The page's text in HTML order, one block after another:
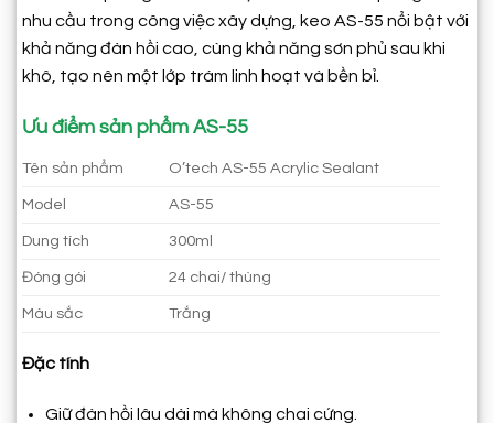
nhu cầu trong công việc xây dựng, keo AS-55 nổi bật với
khả năng đàn hồi cao, cùng khả năng sơn phủ sau khi
khô, tạo nên một lớp trám linh hoạt và bền bỉ.
Ưu điểm sản phẩm AS-55
Tên sản phẩm O’tech AS-55 Acrylic Sealant
Model AS-55
Dung tích 300ml
Đóng gói 24 chai/ thùng
Màu sắc Trắng
Đặc tính
Giữ đàn hồi lâu dài mà không chai cứng.